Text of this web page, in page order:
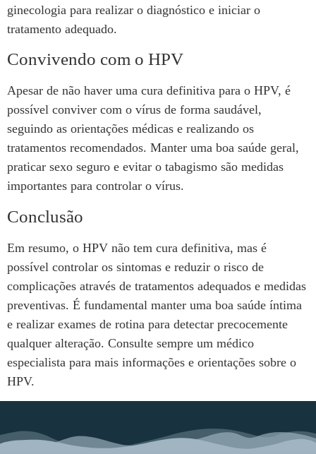
ginecologia para realizar o diagnóstico e iniciar o
tratamento adequado.
Convivendo com o HPV
Apesar de não haver uma cura definitiva para o HPV, é
possível conviver com o vírus de forma saudável,
seguindo as orientações médicas e realizando os
tratamentos recomendados. Manter uma boa saúde geral,
praticar sexo seguro e evitar o tabagismo são medidas
importantes para controlar o vírus.
Conclusão
Em resumo, o HPV não tem cura definitiva, mas é
possível controlar os sintomas e reduzir o risco de
complicações através de tratamentos adequados e medidas
preventivas. É fundamental manter uma boa saúde íntima
e realizar exames de rotina para detectar precocemente
qualquer alteração. Consulte sempre um médico
especialista para mais informações e orientações sobre o
HPV.